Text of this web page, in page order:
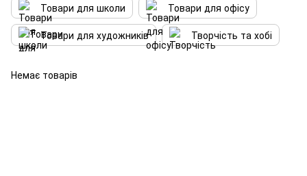
Товари для школи
Товари для офісу
Товари для художників
Творчість та хобі
Немає товарів